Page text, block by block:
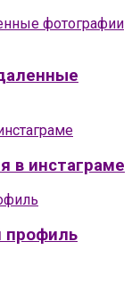
в инстаграме
профиль